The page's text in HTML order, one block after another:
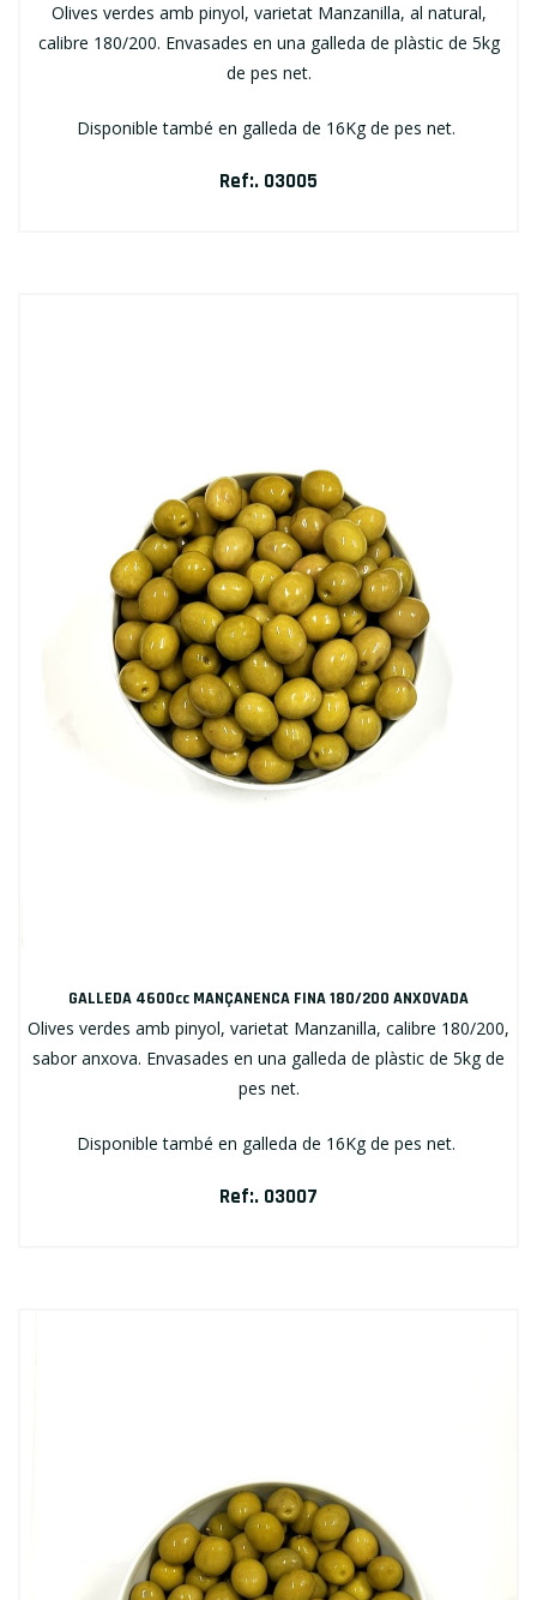
Olives verdes amb pinyol, varietat Manzanilla, al natural,
calibre 180/200. Envasades en una galleda de plàstic de 5kg
de pes net.
Disponible també en galleda de 16Kg de pes net.
Ref:. 03005
GALLEDA 4600cc MANÇANENCA FINA 180/200 ANXOVADA
Olives verdes amb pinyol, varietat Manzanilla, calibre 180/200,
sabor anxova. Envasades en una galleda de plàstic de 5kg de
pes net.
Disponible també en galleda de 16Kg de pes net.
Ref:. 03007